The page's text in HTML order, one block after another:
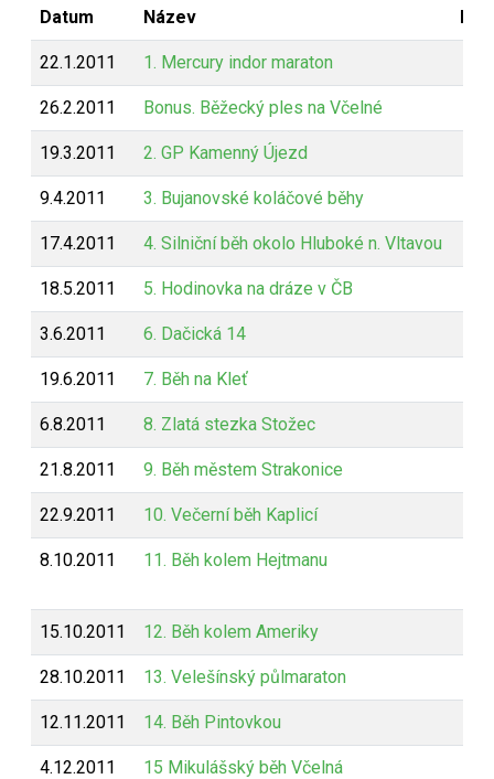
Datum Název
22.1.2011 1. Mercury indor maraton
26.2.2011 Bonus. Běžecký ples na Včelné
19.3.2011 2. GP Kamenný Újezd
9.4.2011 3. Bujanovské koláčové běhy
17.4.2011 4. Silniční běh okolo Hluboké n. Vltavou
18.5.2011 5. Hodinovka na dráze v ČB
3.6.2011 6. Dačická 14
19.6.2011 7. Běh na Kleť
6.8.2011 8. Zlatá stezka Stožec
21.8.2011 9. Běh městem Strakonice
22.9.2011 10. Večerní běh Kaplicí
8.10.2011 11. Běh kolem Hejtmanu
15.10.2011 12. Běh kolem Ameriky
28.10.2011 13. Velešínský půlmaraton
12.11.2011 14. Běh Pintovkou
4.12.2011 15 Mikulášský běh Včelná